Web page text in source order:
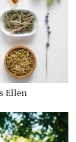
Ellen